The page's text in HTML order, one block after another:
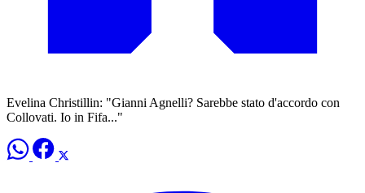
Evelina Christillin: "Gianni Agnelli? Sarebbe stato d'accordo con
Collovati. Io in Fifa..."